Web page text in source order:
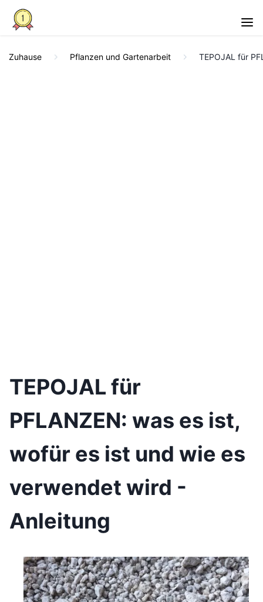
Zuhause Pflanzen und Gartenarbeit TEPOJAL für
TEPOJAL für
PFLANZEN: was es ist,
wofür es ist und wie es
verwendet wird -
Anleitung